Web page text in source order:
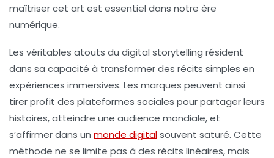
maîtriser cet art est essentiel dans notre ère
numérique.
Les véritables atouts du digital storytelling résident
dans sa capacité à transformer des récits simples en
expériences immersives. Les marques peuvent ainsi
tirer profit des plateformes sociales pour partager leurs
histoires, atteindre une audience mondiale, et
s’affirmer dans un monde digitalsouvent saturé. Cette
méthode ne se limite pas à des récits linéaires, mais